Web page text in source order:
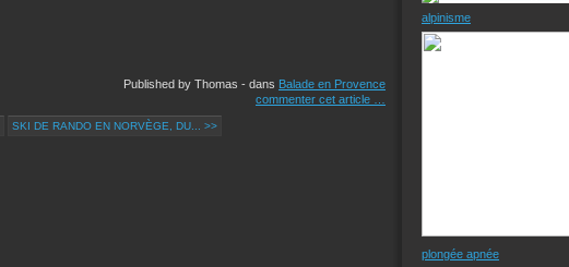
Published by Thomas - dans Balade en Provence
commenter cet article
SKI DE RANDO EN NORVÈGE, DU... >>
alpinisme
plongée apnée